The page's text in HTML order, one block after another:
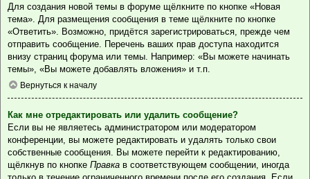
Для создания новой темы в форуме щёлкните по кнопке «Новая
тема». Для размещения сообщения в теме щёлкните по кнопке
«Ответить». Возможно, придётся зарегистрироваться, прежде чем
отправить сообщение. Перечень ваших прав доступа находится
внизу страниц форума или темы. Например: «Вы можете начинать
темы», «Вы можете добавлять вложения» и т.п.
Вернуться к началу
Как мне отредактировать или удалить сообщение?
Если вы не являетесь администратором или модератором
конференции, вы можете редактировать и удалять только свои
собственные сообщения. Вы можете перейти к редактированию,
щёлкнув по кнопке Правка в соответствующем сообщении, иногда